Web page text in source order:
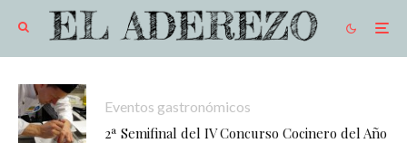
Eventos gastronómicos
2ª Semifinal del IV Concurso Cocinero del Año